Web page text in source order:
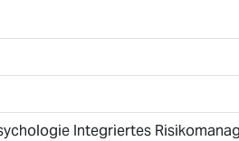
Integriertes